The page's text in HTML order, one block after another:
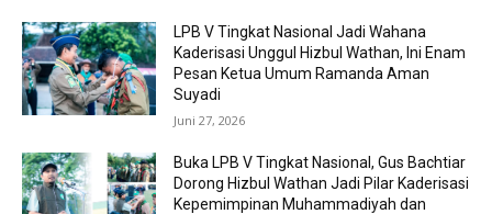
LPB V Tingkat Nasional Jadi Wahana
Kaderisasi Unggul Hizbul Wathan, Ini Enam
Pesan Ketua Umum Ramanda Aman
Suyadi
Juni 27, 2026
Buka LPB V Tingkat Nasional, Gus Bachtiar
Dorong Hizbul Wathan Jadi Pilar Kaderisasi
Kepemimpinan Muhammadiyah dan